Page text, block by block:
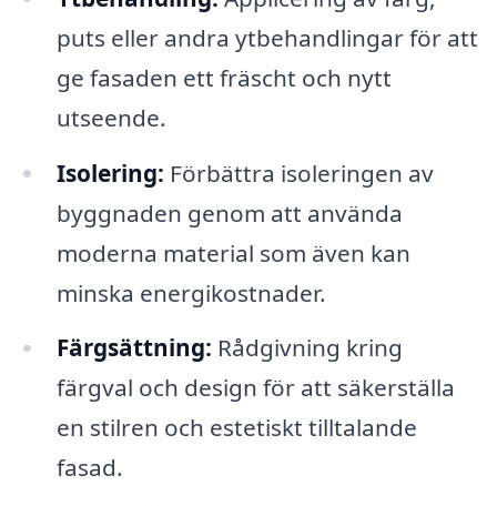
puts eller andra ytbehandlingar för att
ge fasaden ett fräscht och nytt
utseende.
Isolering: Förbättra isoleringen av
byggnaden genom att använda
moderna material som även kan
minska energikostnader.
Färgsättning: Rådgivning kring
färgval och design för att säkerställa
en stilren och estetiskt tilltalande
fasad.